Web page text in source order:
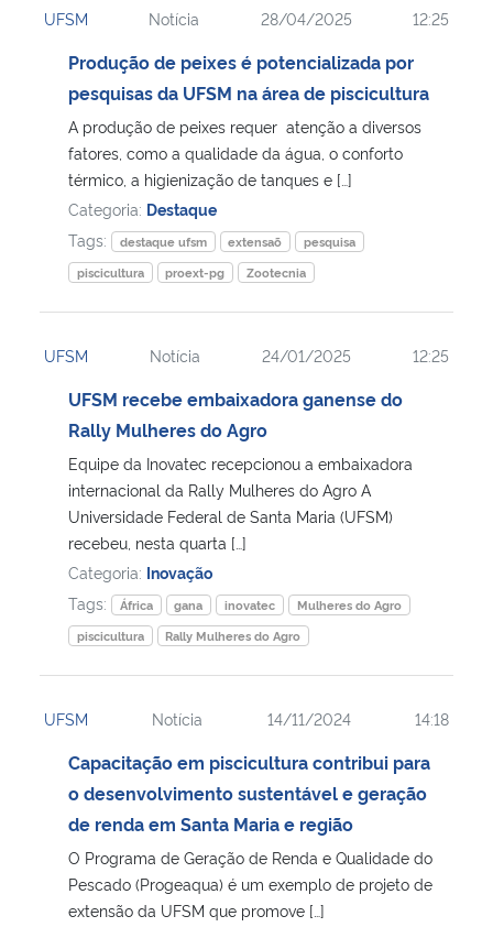
Ministério da Cidadania
Ministério da Saúde
Ministério de Minas e Energia
Ministério da Ciência, Tecnologia, Inovações e Comunicações
Ministério do Meio Ambiente
Ministério do Turismo
Ministério do Desenvolvimento Regional
Controladoria-Geral da União
Ministério da Mulher, da Família e dos Direitos Humanos
Secretaria-Geral
Secretaria de Governo
Advocacia-Geral da União
Banco Central do Brasil
UFSM Notícia 28/04/2025 12:25
Produção de peixes é potencializada por
pesquisas da UFSM na área de piscicultura
A produção de peixes requer atenção a diversos
fatores, como a qualidade da água, o conforto
térmico, a higienização de tanques e […]
Categoria: Destaque
Tags:
destaque ufsm extensaõ
pesquisa
piscicultura
proext-pg Zootecnia
UFSM Notícia 24/01/2025 12:25
UFSM recebe embaixadora ganense do
Rally Mulheres do Agro
Equipe da Inovatec recepcionou a embaixadora
internacional da Rally Mulheres do Agro A
Universidade Federal de Santa Maria (UFSM)
recebeu, nesta quarta […]
Categoria: Inovação
Tags:
África gana inovatec
Mulheres do Agro
piscicultura
Rally Mulheres do Agro
UFSM Notícia 14/11/2024 14:18
Capacitação em piscicultura contribui para
o desenvolvimento sustentável e geração
de renda em Santa Maria e região
O Programa de Geração de Renda e Qualidade do
Pescado (Progeaqua) é um exemplo de projeto de
extensão da UFSM que promove […]